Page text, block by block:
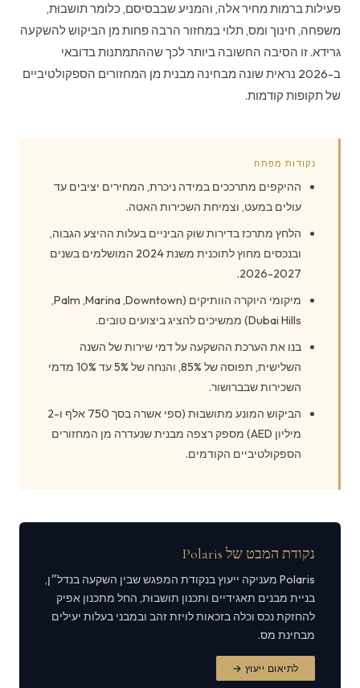
פעילות ברמות מחיר אלה, והמניע שבבסיסם, כלומר תושבוּת,
משפחה, חינוך ומס, תלוי במחזור הרבה פחות מן הביקוש להשקעה
גרידא. זו הסיבה החשובה ביותר לכך שההתמתנות בדובאי
ב-2026 נראית שונה מבחינה מבנית מן המחזורים הספקולטיביים
של תקופות קודמות.
נקודות מפתח
ההיקפים מתרככים במידה ניכרת, המחירים יציבים עד
עולים במעט, וצמיחת השכירות האטה.
הלחץ מתרכז בדירות שוק הביניים בעלות ההיצע הגבוה,
ובנכסים מחוץ לתוכנית משנת 2024 המושלמים בשנים
2026-2027.
מיקומי היוקרה הוותיקים (Downtown, ‏Marina, ‏Palm,
בנו את הערכת ההשקעה על דמי שירות של השנה
השלישית, תפוסה של 85%, והנחה של 5% עד 10% מדמי
השכירות שבברושור.
הביקוש המונע מתושבוּת (ספי אשרה בסך 750 אלף ו-2
מיליון AED) מספק רצפה מבנית שנעדרה מן המחזורים
הספקולטיביים הקודמים.
נקודת המבט של Polaris
Polaris מעניקה ייעוץ בנקודת המפגש שבין השקעה בנדל״ן,
בניית מבנים תאגידיים ותכנון תושבוּת, החל מתכנון אפיק
להחזקת נכס וכלה בזכאות לויזת זהב ובמבני בעלות יעילים
מבחינת מס.
לתיאום ייעוץ →